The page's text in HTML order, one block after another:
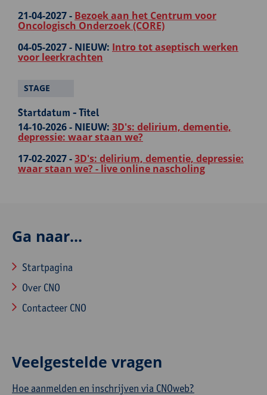
21-04-2027 - Bezoek aan het Centrum voor
Oncologisch Onderzoek (CORE)
04-05-2027 - NIEUW: Intro tot aseptisch werken
voor leerkrachten
STAGE
Startdatum - Titel
14-10-2026 - NIEUW: 3D's: delirium, dementie,
depressie: waar staan we?
17-02-2027 -3D's: delirium, dementie, depressie:
waar staan we? - live online nascholing
Ga naar...
Startpagina
Over CNO
Contacteer CNO
Veelgestelde vragen
Hoe aanmelden en inschrijven via CNOweb?